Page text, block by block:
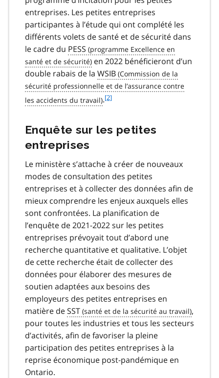
entreprises. Les petites entreprises
participantes à l’étude qui ont complété les
différents volets de santé et de sécurité dans
le cadre du PESS
en 2022 bénéficieront d’un
double rabais de la WSIB
.f
t
e
2
[2]
Enquête sur les petites
entreprises
Le ministère s’attache à créer de nouveaux
modes de consultation des petites
entreprises et à collecter des données afin de
mieux comprendre les enjeux auxquels elles
sont confrontées. La planification de
l’enquête de 2021-2022 sur les petites
entreprises prévoyait tout d’abord une
recherche quantitative et qualitative. L’objet
de cette recherche était de collecter des
données pour élaborer des mesures de
soutien adaptées aux besoins des
employeurs des petites entreprises en
matière deSST
,
pour toutes les industries et tous les secteurs
d’activités, afin de favoriser la pleine
participation des petites entreprises à la
reprise économique post-pandémique en
Ontario.